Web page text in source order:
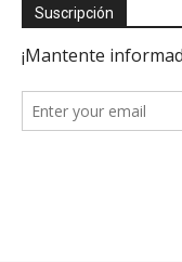
Suscripción